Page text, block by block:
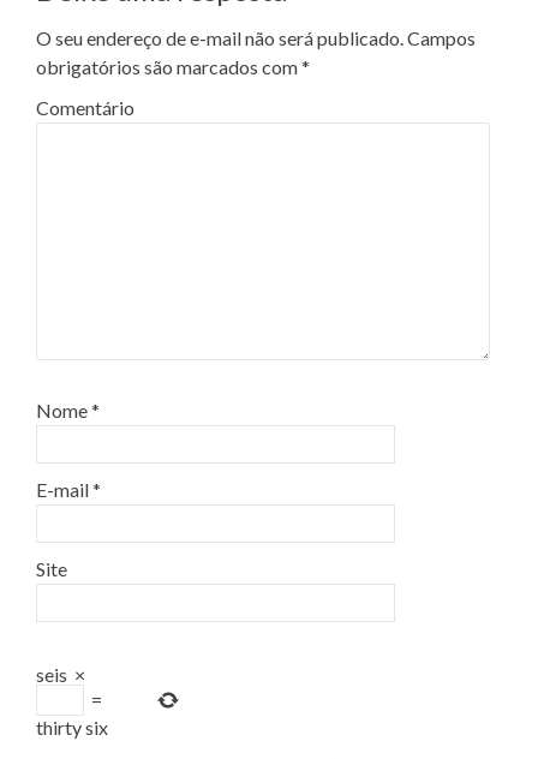
O seu endereço de e-mail não será publicado.Campos
obrigatórios são marcados com*
Comentário
Nome*
E-mail*
Site
seis ×
=
thirty six